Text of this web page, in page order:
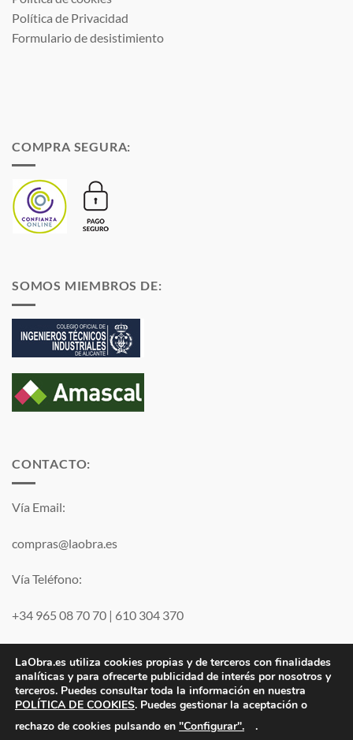
Política de Privacidad
Formulario de desistimiento
COMPRA SEGURA:
SOMOS MIEMBROS DE:
CONTACTO:
Vía Email:
compras@laobra.es
Vía Teléfono:
+34 965 08 70 70 | 610 304 370
Visa PayPal MasterCard
Electro JJ San Juan, S.L. | B53077459 | Inscrita en el Registro
LaObra.es utiliza cookies propias y de terceros con finalidades
analíticas y para ofrecerte publicidad de interés por nosotros y
terceros. Puedes consultar toda la información en nuestra
POLÍTICA DE COOKIES. Puedes gestionar la aceptación o
rechazo de cookies pulsando en "Configurar". .